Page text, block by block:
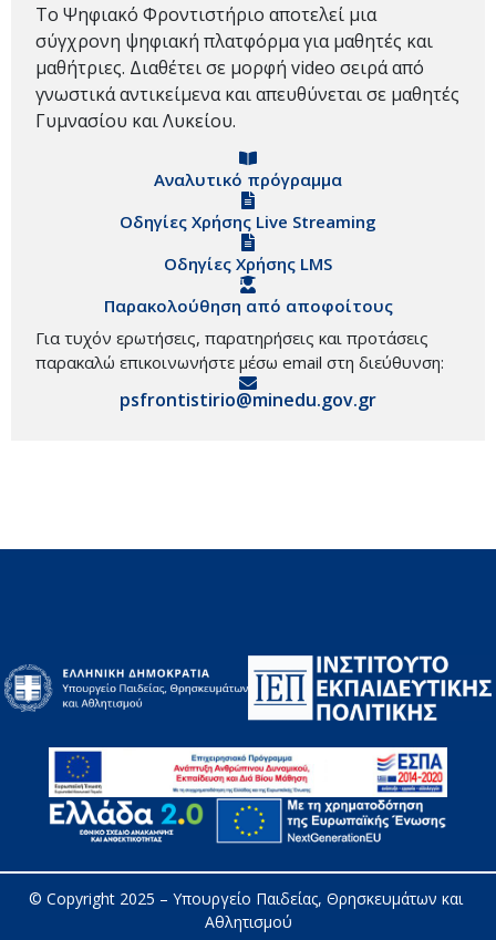
Το Ψηφιακό Φροντιστήριο αποτελεί μια
σύγχρονη ψηφιακή πλατφόρμα για μαθητές και
μαθήτριες. Διαθέτει σε μορφή video σειρά από
γνωστικά αντικείμενα και απευθύνεται σε μαθητές
Γυμνασίου και Λυκείου.
Αναλυτικό πρόγραμμα
Οδηγίες Χρήσης Live Streaming
Οδηγίες Χρήσης LMS
Παρακολούθηση από αποφοίτους
Για τυχόν ερωτήσεις, παρατηρήσεις και προτάσεις
παρακαλώ επικοινωνήστε μέσω email στη διεύθυνση:
psfrontistirio@minedu.gov.gr
© Copyright 2025 – Υπουργείο Παιδείας, Θρησκευμάτων και
Αθλητισμού